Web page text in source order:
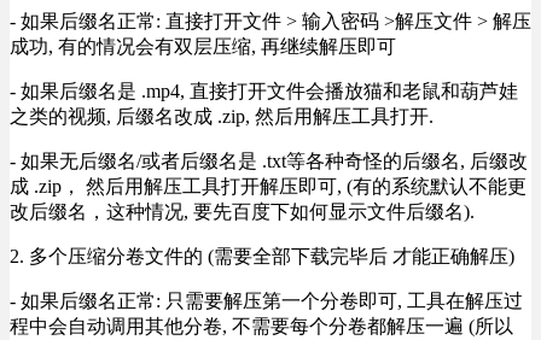
- 如果后缀名正常: 直接打开文件 > 输入密码 >解压文件 > 解压
成功, 有的情况会有双层压缩, 再继续解压即可
- 如果后缀名是 .mp4, 直接打开文件会播放猫和老鼠和葫芦娃
之类的视频, 后缀名改成 .zip, 然后用解压工具打开.
- 如果无后缀名/或者后缀名是 .txt等各种奇怪的后缀名, 后缀改
成 .zip， 然后用解压工具打开解压即可, (有的系统默认不能更
改后缀名，这种情况, 要先百度下如何显示文件后缀名).
2. 多个压缩分卷文件的 (需要全部下载完毕后 才能正确解压)
- 如果后缀名正常: 只需要解压第一个分卷即可, 工具在解压过
程中会自动调用其他分卷, 不需要每个分卷都解压一遍 (所以